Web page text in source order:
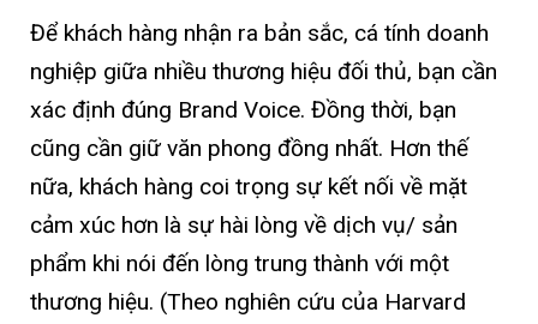
Để khách hàng nhận ra bản sắc, cá tính doanh
nghiệp giữa nhiều thương hiệu đối thủ, bạn cần
xác định đúng Brand Voice. Đồng thời, bạn
cũng cần giữ văn phong đồng nhất. Hơn thế
nữa, khách hàng coi trọng sự kết nối về mặt
cảm xúc hơn là sự hài lòng về dịch vụ/ sản
phẩm khi nói đến lòng trung thành với một
thương hiệu. (Theo nghiên cứu của Harvard